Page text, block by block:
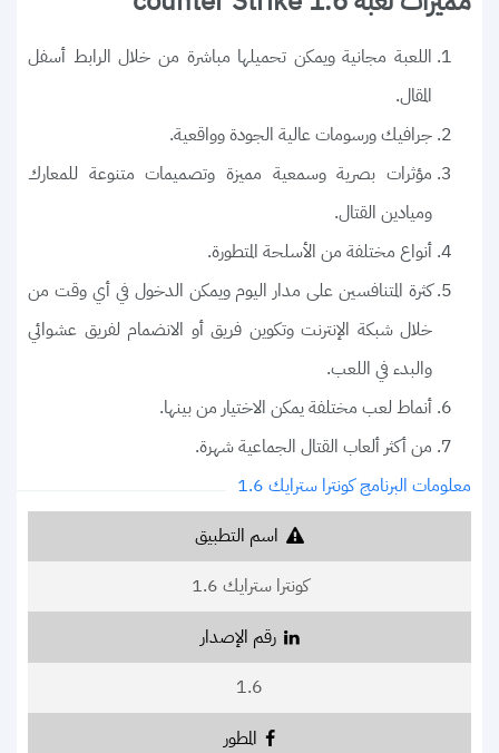
اللعبة مجانية ويمكن تحميلها مباشرة من خلال الرابط أسفل
المقال.
جرافيك ورسومات عالية الجودة وواقعية.
مؤثرات بصرية وسمعية مميزة وتصميمات متنوعة للمعارك
وميادين القتال.
أنواع مختلفة من الأسلحة المتطورة.
كثرة المتنافسين على مدار اليوم ويمكن الدخول في أي وقت من
خلال شبكة الإنترنت وتكوين فريق أو الانضمام لفريق عشوائي
والبدء في اللعب.
أنماط لعب مختلفة يمكن الاختيار من بينها.
من أكثر ألعاب القتال الجماعية شهرة.
معلومات البرنامج كونترا سترايك 1.6
اسم التطبيق
كونترا سترايك 1.6
رقم الإصدار
1.6
المطور